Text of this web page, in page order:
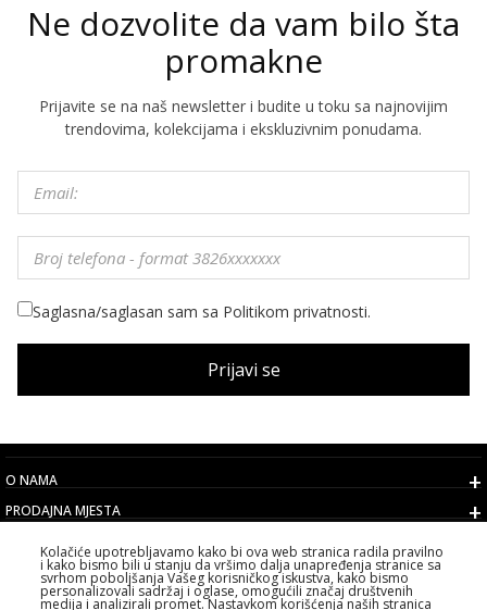
Ne dozvolite da vam bilo šta
promakne
Prijavite se na naš newsletter i budite u toku sa najnovijim
trendovima, kolekcijama i ekskluzivnim ponudama.
Saglasna/saglasan sam sa Politikom privatnosti.
Prijavi se
O NAMA
PRODAJNA MJESTA
KORISNIČKI SERVIS
IZABERITE DRŽAVU
Kolačiće upotrebljavamo kako bi ova web stranica radila pravilno
i kako bismo bili u stanju da vršimo dalja unapređenja stranice sa
svrhom poboljšanja Vašeg korisničkog iskustva, kako bismo
personalizovali sadržaj i oglase, omogućili značaj društvenih
medija i analizirali promet. Nastavkom korišćenja naših stranica